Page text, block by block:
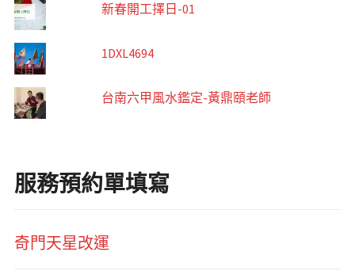
新春開工擇日-01
1DXL4694
台南六甲風水鑑定-黃鼎頤老師
服務預約單填寫
奇門天星改運